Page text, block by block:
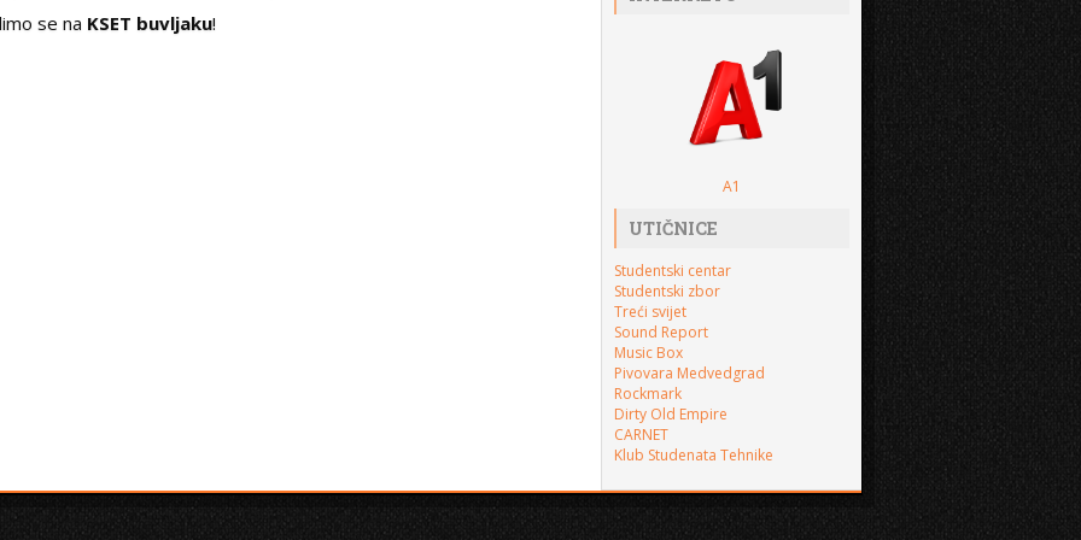
se na KSET buvljaku!
A1
UTIČNICE
Studentski centar
Studentski zbor
Treći svijet
Sound Report
Music Box
Pivovara Medvedgrad
Rockmark
Dirty Old Empire
CARNET
Klub Studenata Tehnike